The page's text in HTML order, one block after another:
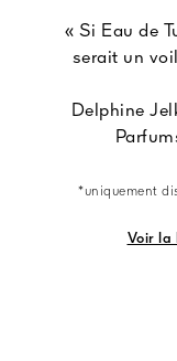
« Si Eau de
serait un
Delphine
*uniquement
Voir la